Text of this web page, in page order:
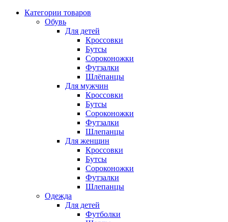
Категории товаров
Обувь
Для детей
Кроссовки
Бутсы
Сороконожки
Футзалки
Шлёпанцы
Для мужчин
Кроссовки
Бутсы
Сороконожки
Футзалки
Шлепанцы
Для женщин
Кроссовки
Бутсы
Сороконожки
Футзалки
Шлепанцы
Одежда
Для детей
Футболки